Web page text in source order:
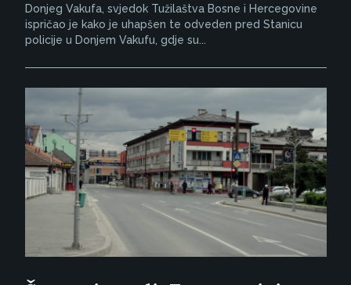
Donjeg Vakufa, svjedok Tužilaštva Bosne i Hercegovine
ispričao je kako je uhapšen te odveden pred Stanicu
policije u Donjem Vakufu, gdje su...